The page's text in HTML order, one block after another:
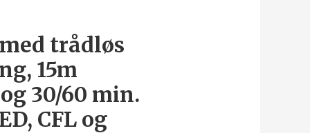
trådløs
15m
30/60 min.
CFL og